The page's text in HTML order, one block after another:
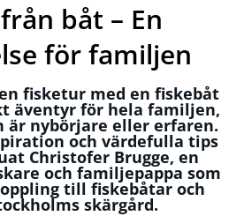
båt – En
för familjen
fisketur med en fiskebåt
äventyr för hela familjen,
är nybörjare eller erfaren.
och värdefulla tips
Christofer Brugge, en
och familjepappa som
till fiskebåtar och
skärgård.